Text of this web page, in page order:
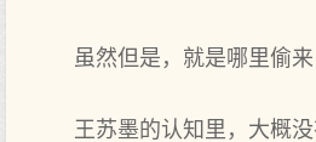
虽然但是，就是哪里偷来
王苏墨的认知里，大概